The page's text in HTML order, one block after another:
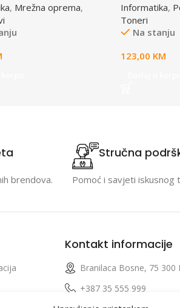
, Mrežna oprema,
Informatika,
Toneri
Na stanju
123,00 KM
brendova.
Stručna
Pomoć i savjeti iskusnog
Kontakt informacije
Branilaca Bosne, 75 300
+387 35 555 999